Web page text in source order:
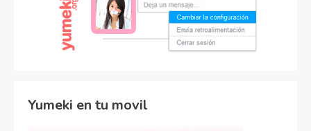
Yumeki en tu movil